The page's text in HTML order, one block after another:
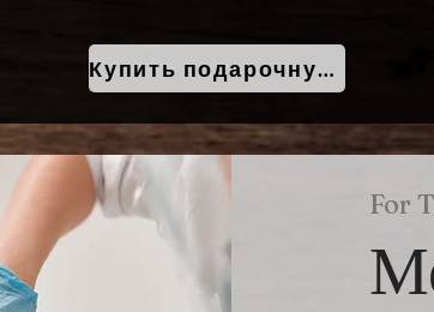
Купить подарочную карту
For